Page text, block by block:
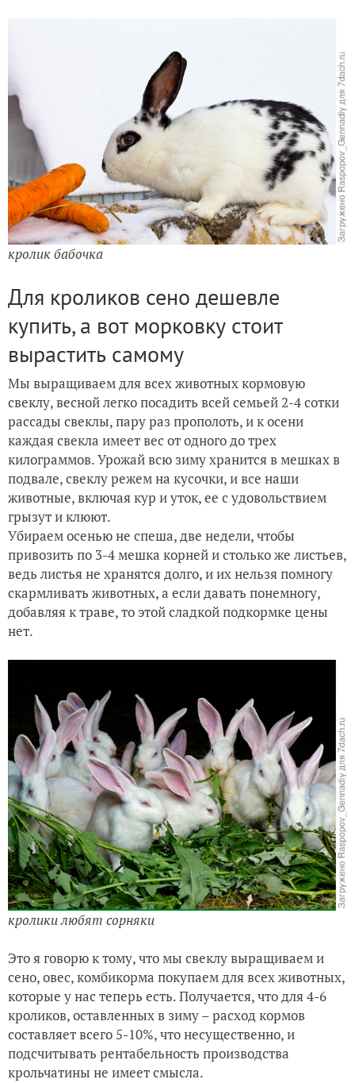
кролик бабочка
Для кроликов сено дешевле
купить, а вот морковку стоит
вырастить самому
Мы выращиваем для всех животных кормовую
свеклу, весной легко посадить всей семьей 2-4 сотки
рассады свеклы, пару раз прополоть, и к осени
каждая свекла имеет вес от одного до трех
килограммов. Урожай всю зиму хранится в мешках в
подвале, свеклу режем на кусочки, и все наши
животные, включая кур и уток, ее с удовольствием
грызут и клюют.
Убираем осенью не спеша, две недели, чтобы
привозить по 3-4 мешка корней и столько же листьев,
ведь листья не хранятся долго, и их нельзя помногу
скармливать животных, а если давать понемногу,
добавляя к траве, то этой сладкой подкормке цены
нет.
кролики любят сорняки
Это я говорю к тому, что мы свеклу выращиваем и
сено, овес, комбикорма покупаем для всех животных,
которые у нас теперь есть. Получается, что для 4-6
кроликов, оставленных в зиму – расход кормов
составляет всего 5-10%, что несущественно, и
подсчитывать рентабельность производства
крольчатины не имеет смысла.